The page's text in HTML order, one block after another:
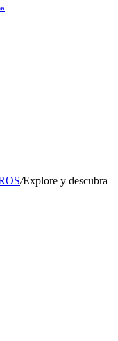
/Explore y descubra